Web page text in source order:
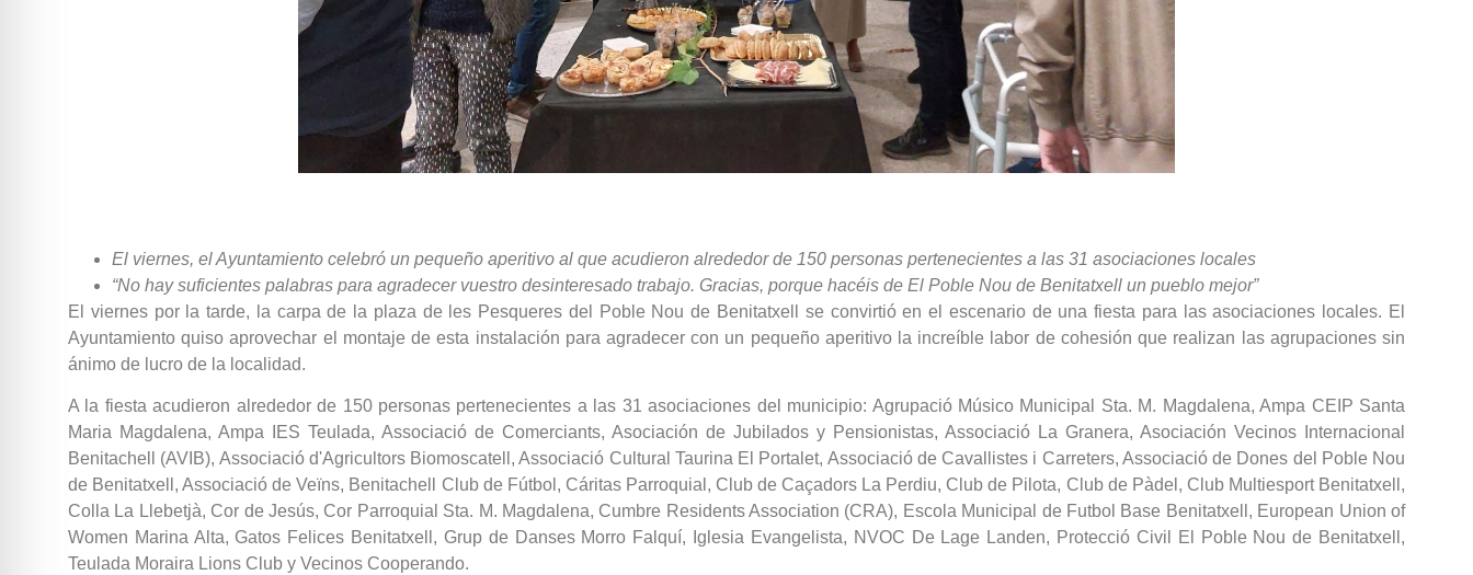
El viernes, el Ayuntamiento celebró un pequeño aperitivo al que acudieron alrededor de 150 personas pertenecientes a las 31 asociaciones locales
“No hay suficientes palabras para agradecer vuestro desinteresado trabajo. Gracias, porque hacéis de El Poble Nou de Benitatxell un pueblo mejor”
El viernes por la tarde, la carpa de la plaza de les Pesqueres del Poble Nou de Benitatxell se convirtió en el escenario de una fiesta para las asociaciones locales. El
Ayuntamiento quiso aprovechar el montaje de esta instalación para agradecer con un pequeño aperitivo la increíble labor de cohesión que realizan las agrupaciones sin
ánimo de lucro de la localidad.
A la fiesta acudieron alrededor de 150 personas pertenecientes a las 31 asociaciones del municipio: Agrupació Músico Municipal Sta. M. Magdalena, Ampa CEIP Santa
Maria Magdalena, Ampa IES Teulada, Associació de Comerciants, Asociación de Jubilados y Pensionistas, Associació La Granera, Asociación Vecinos Internacional
Benitachell (AVIB), Associació d'Agricultors Biomoscatell, Associació Cultural Taurina El Portalet, Associació de Cavallistes i Carreters, Associació de Dones del Poble Nou
de Benitatxell, Associació de Veïns, Benitachell Club de Fútbol, Cáritas Parroquial, Club de Caçadors La Perdiu, Club de Pilota, Club de Pàdel, Club Multiesport Benitatxell,
Colla La Llebetjà, Cor de Jesús, Cor Parroquial Sta. M. Magdalena, Cumbre Residents Association (CRA), Escola Municipal de Futbol Base Benitatxell, European Union of
Women Marina Alta, Gatos Felices Benitatxell, Grup de Danses Morro Falquí, Iglesia Evangelista, NVOC De Lage Landen, Protecció Civil El Poble Nou de Benitatxell,
Teulada Moraira Lions Club y Vecinos Cooperando.